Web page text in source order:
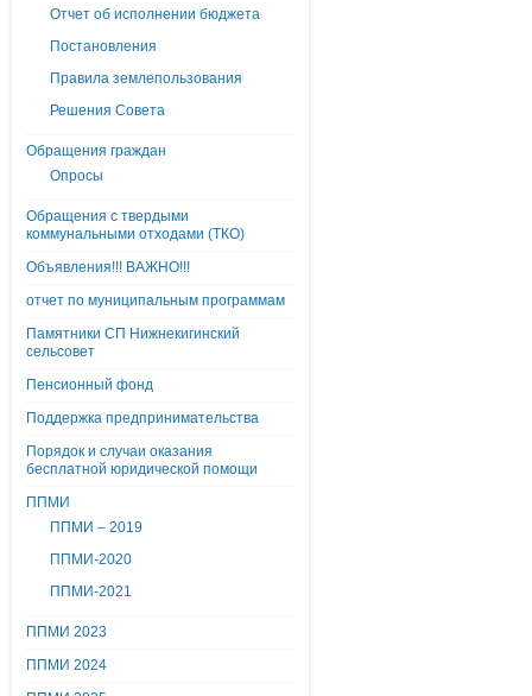
Отчет об исполнении бюджета
Постановления
Правила землепользования
Решения Совета
Обращения граждан
Опросы
Обращения с твердыми
коммунальными отходами (ТКО)
Объявления!!! ВАЖНО!!!
отчет по муниципальным программам
Памятники СП Нижнекигинский
сельсовет
Пенсионный фонд
Поддержка предпринимательства
Порядок и случаи оказания
бесплатной юридической помощи
ППМИ
ППМИ – 2019
ППМИ-2020
ППМИ-2021
ППМИ 2023
ППМИ 2024